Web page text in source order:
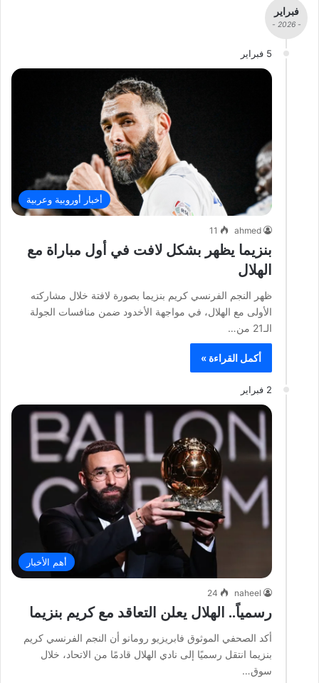
فبراير
- 2026 -
5 فبراير
أخبار أوروبية وعربية
ahmed
11
بنزيما يظهر بشكل لافت في أول مباراة مع
الهلال
ظهر النجم الفرنسي كريم بنزيما بصورة لافتة خلال مشاركته
الأولى مع الهلال، في مواجهة الأخدود ضمن منافسات الجولة
الـ21 من…
أكمل القراءة »
2 فبراير
أهم الأخبار
naheel
24
رسمياً.. الهلال يعلن التعاقد مع كريم بنزيما
أكد الصحفي الموثوق فابريزيو رومانو أن النجم الفرنسي كريم
بنزيما انتقل رسميًا إلى نادي الهلال قادمًا من الاتحاد، خلال
سوق…